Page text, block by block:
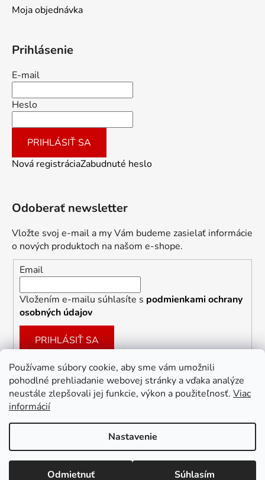
Používame súbory cookie, aby sme vám umožnili
pohodlné prehliadanie webovej stránky a vďaka analýze
neustále zlepšovali jej funkcie, výkon a použiteľnosť. Viac
informácií
Nastavenie
Odmietnuť Súhlasím
Moja objednávka
Prihlásenie
E-mail
Heslo
PRIHLÁSIŤ SA
Nová registráciaZabudnuté heslo
Odoberať newsletter
Vložte svoj e-mail a my Vám budeme zasielať informácie
o nových produktoch na našom e-shope.
Email
Vložením e-mailu súhlasíte s podmienkami ochrany
osobných údajov
PRIHLÁSIŤ SA
Facebook
Vytvoril Shoptet